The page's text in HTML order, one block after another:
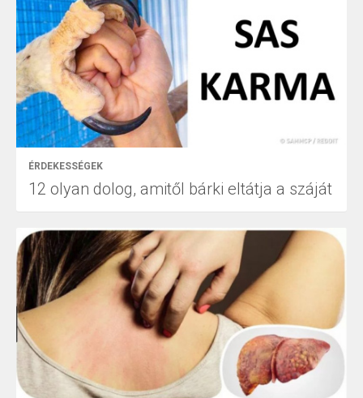
ÉRDEKESSÉGEK
12 olyan dolog, amitől bárki eltátja a száját